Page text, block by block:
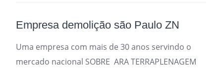
Empresa demolição são Paulo ZN
Uma empresa com mais de 30 anos servindo o
mercado nacional SOBRE ARA TERRAPLENAGEM